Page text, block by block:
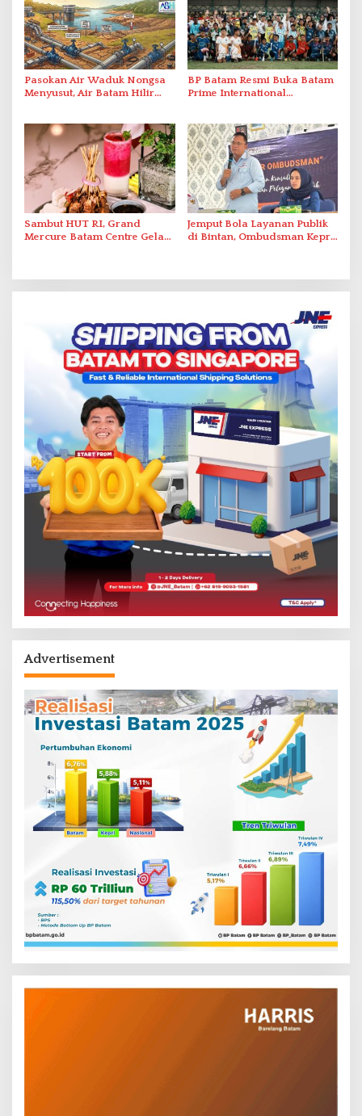
Pasokan Air Waduk Nongsa
Menyusut, Air Batam Hilir
BP Batam Resmi Buka Batam
Prime International
Abdul Jamal
Sambut HUT RI, Grand
Mercure Batam Centre Gelar
Jemput Bola Layanan Publik
di Bintan, Ombudsman Kepri
Advertisement